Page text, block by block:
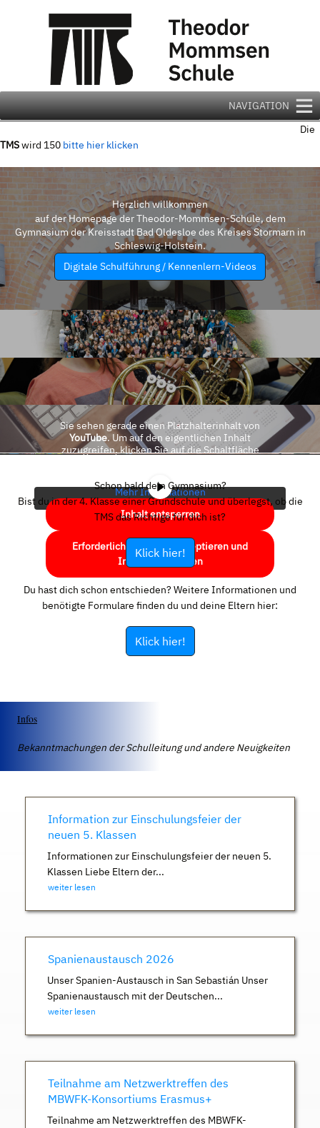
NAVIGATION
Die
TMSwird 150 bitte hier klicken
Herzlich willkommen
auf der Homepage der Theodor-Mommsen-Schule, dem
Gymnasium der Kreisstadt Bad Oldesloe des Kreises Stormarn in
Schleswig-Holstein.
Digitale Schulführung / Kennenlern-Videos
Sie sehen gerade einen Platzhalterinhalt von
YouTube. Um auf den eigentlichen Inhalt
zuzugreifen, klicken Sie auf die Schaltfläche
Mehr Informationen
Inhalt entsperren
Erforderlichen Service akzeptieren und
Inhalte entsperren
Schon bald dein Gymnasium?
Bist du in der 4. Klasse einer Grundschule und überlegst, ob die
TMS das Richtige für dich ist?
Klick hier!
Du hast dich schon entschieden? Weitere Informationen und
benötigte Formulare finden du und deine Eltern hier:
Klick hier!
Infos
Bekanntmachungen der Schulleitung und andere Neuigkeiten
Information zur Einschulungsfeier der
neuen 5. Klassen
Informationen zur Einschulungsfeier der neuen 5.
Klassen Liebe Eltern der...
weiter lesen
Spanienaustausch 2026
Unser Spanien-Austausch in San Sebastián Unser
Spanienaustausch mit der Deutschen...
weiter lesen
Teilnahme am Netzwerktreffen des
MBWFK-Konsortiums Erasmus+
Teilnahme am Netzwerktreffen des MBWFK-